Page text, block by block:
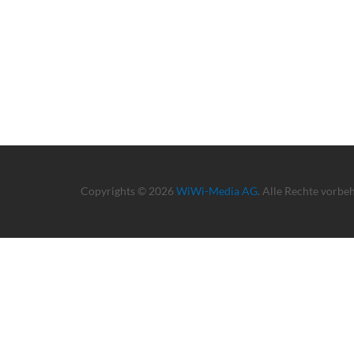
Copyrights © 2026 WiWi-Media AG. Alle Rechte